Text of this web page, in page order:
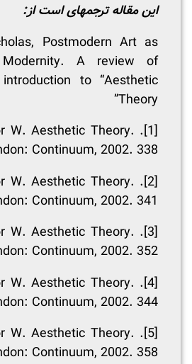
این مقاله ترجمه­ای است از:
Postmodern Art as
A review of
to “Aesthetic
Theory”
[1]
W. Aesthetic Theory.
Continuum, 2002.­ 338.
[2]
W. Aesthetic Theory.
Continuum, 2002.­ 341.
[3]
W. Aesthetic Theory.
Continuum, 2002.­ 352.
[4]
W. Aesthetic Theory.
Continuum, 2002.­ 344.
[5]
W. Aesthetic Theory.
Continuum, 2002.­ 358.